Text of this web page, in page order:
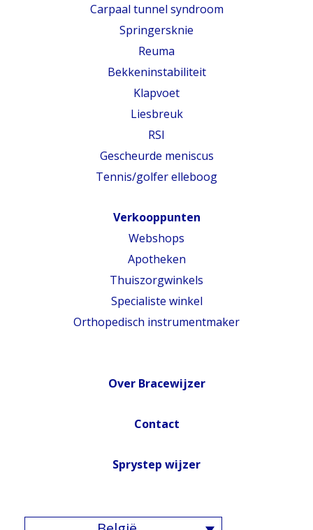
Carpaal tunnel syndroom
Springersknie
Reuma
Bekkeninstabiliteit
Klapvoet
Liesbreuk
RSI
Gescheurde meniscus
Tennis/golfer elleboog
Verkooppunten
Webshops
Apotheken
Thuiszorgwinkels
Specialiste winkel
Orthopedisch instrumentmaker
Over Bracewijzer
Contact
Sprystep wijzer